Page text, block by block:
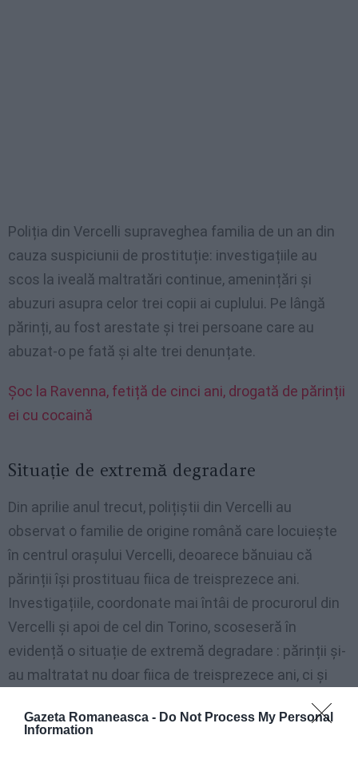
Gazeta Romaneasca - Do Not Process My Personal
Information
Poliția din Vercelli supraveghea familia de un an din
cauza suspiciunii de prostituție: investigațiile au
scos la iveală maltratări continue, amenințări și
abuzuri asupra celor trei copii ai cuplului. Pe lângă
părinți, au fost arestate și trei persoane care au
abuzat-o pe fată și alte trei denunțate.
Șoc la Ravenna, fetiță de cinci ani, drogată de părinții
ei cu cocaină
Situație de extremă degradare
Din aprilie anul trecut, polițiștii din Vercelli au
observat o familie de origine română care locuiește
în centrul orașului Vercelli, deoarece bănuiau că
părinții își prostituau fiica de treisprezece ani.
Investigațiile, coordonate mai întâi de procurorul din
Vercelli și apoi de cel din Torino, scoseseră în
evidență o situație de extremă degradare : părinții și-
au maltratat nu doar fiica de treisprezece ani, ci și
Copiii era biciuiți și au fost amenințați cu fraze de